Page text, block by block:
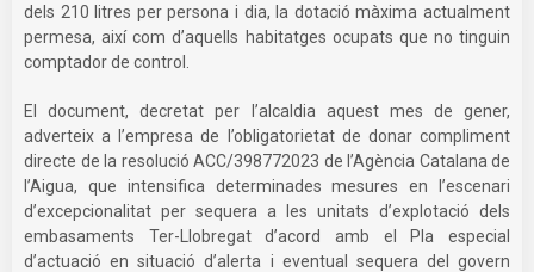
dels 210 litres per persona i dia, la dotació màxima actualment
permesa, així com d’aquells habitatges ocupats que no tinguin
comptador de control.
El document, decretat per l’alcaldia aquest mes de gener,
adverteix a l’empresa de l’obligatorietat de donar compliment
directe de la resolució ACC/398772023 de l’Agència Catalana de
l’Aigua, que intensifica determinades mesures en l’escenari
d’excepcionalitat per sequera a les unitats d’explotació dels
embasaments Ter-Llobregat d’acord amb el Pla especial
d’actuació en situació d’alerta i eventual sequera del govern